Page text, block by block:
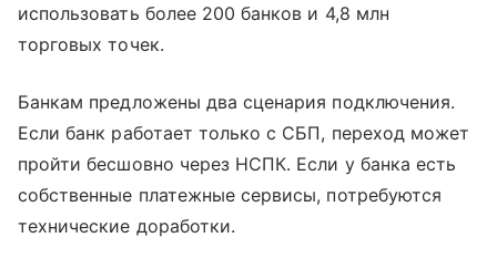
использовать более 200 банков и 4,8 млн
торговых точек.
Банкам предложены два сценария подключения.
Если банк работает только с СБП, переход может
пройти бесшовно через НСПК. Если у банка есть
собственные платежные сервисы, потребуются
технические доработки.